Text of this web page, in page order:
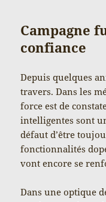
Campagne
confiance
Depuis quelques
travers. Dans les
force est de
intelligentes sont
défaut d’être
fonctionnalités
vont encore se
Dans une optique